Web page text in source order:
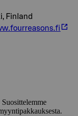
Finland